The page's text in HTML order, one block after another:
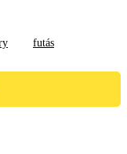
futás